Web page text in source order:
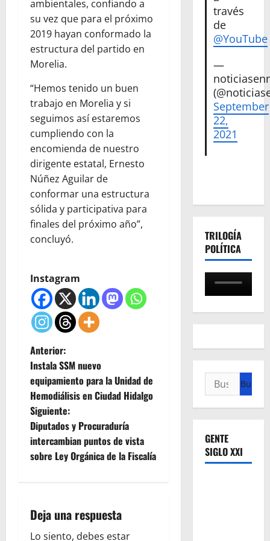
ambientales, confiando a
su vez que para el próximo
2019 hayan conformado la
estructura del partido en
Morelia.
“Hemos tenido un buen
trabajo en Morelia y si
seguimos así estaremos
cumpliendo con la
encomienda de nuestro
dirigente estatal, Ernesto
Núñez Aguilar de
conformar una estructura
sólida y participativa para
finales del próximo año”,
concluyó.
Instagram
N
a
v
e
g
c
i
Anterior:
Instala SSM nuevo
equipamiento para la Unidad de
Hemodiálisis en Ciudad Hidalgo
Siguiente:
Diputados y Procuraduría
intercambian puntos de vista
sobre Ley Orgánica de la Fiscalía
Deja una respuesta
Lo siento, debes estar
través
de
@YouTube
—
September
22,
2021
TRILOGÍA
POLÍTICA
Buscar:
GENTE
SIGLO XXI